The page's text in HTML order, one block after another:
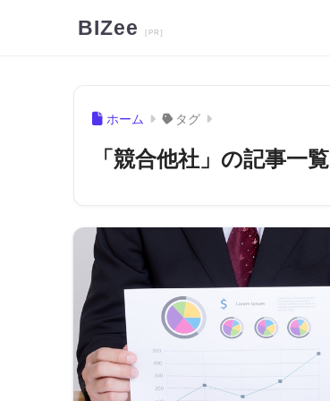
BIZee
ホーム タグ
「競合他社」の記事一覧